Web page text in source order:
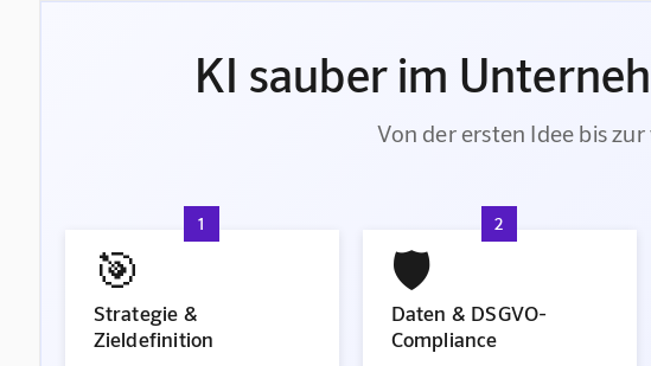
KI sauber im
Von der ersten Idee bis
1
🎯
Strategie &
Zieldefinition
2
🛡️
Daten & DSGVO-
Compliance